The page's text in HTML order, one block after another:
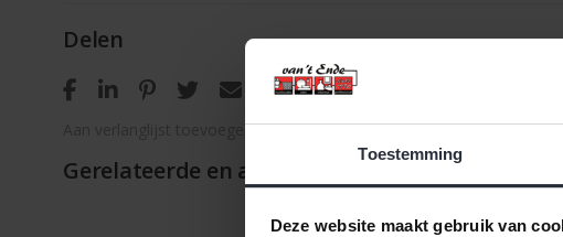
Toestemming
Deze website maakt gebruik van
Delen
Aan verlanglijst toevoegen / Toevoegen om te vergelijken /
Gerelateerde en alternatieve producten